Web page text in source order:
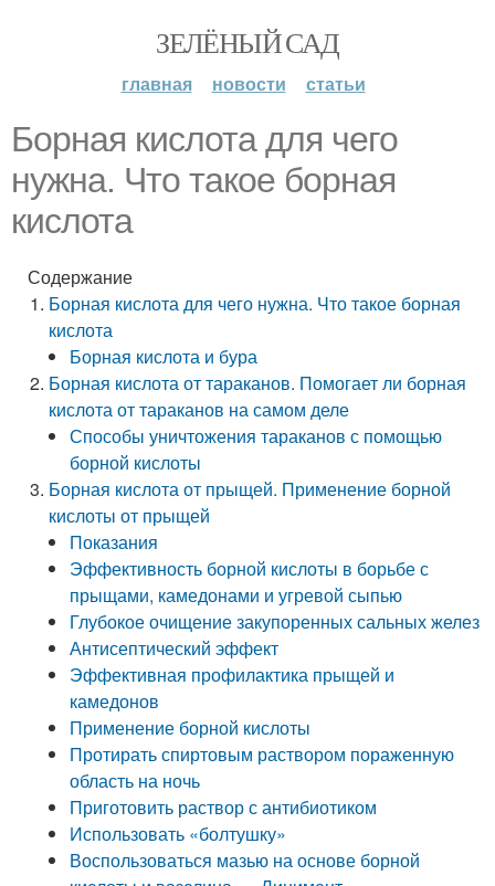
ЗЕЛЁНЫЙ САД
главная новости статьи
Борная кислота для чего
нужна. Что такое борная
кислота
Содержание
Борная кислота для чего нужна. Что такое борная
кислота
Борная кислота и бура
Борная кислота от тараканов. Помогает ли борная
кислота от тараканов на самом деле
Способы уничтожения тараканов с помощью
борной кислоты
Борная кислота от прыщей. Применение борной
кислоты от прыщей
Показания
Эффективность борной кислоты в борьбе с
прыщами, камедонами и угревой сыпью
Глубокое очищение закупоренных сальных желез
Антисептический эффект
Эффективная профилактика прыщей и
камедонов
Применение борной кислоты
Протирать спиртовым раствором пораженную
область на ночь
Приготовить раствор с антибиотиком
Использовать «болтушку»
Воспользоваться мазью на основе борной